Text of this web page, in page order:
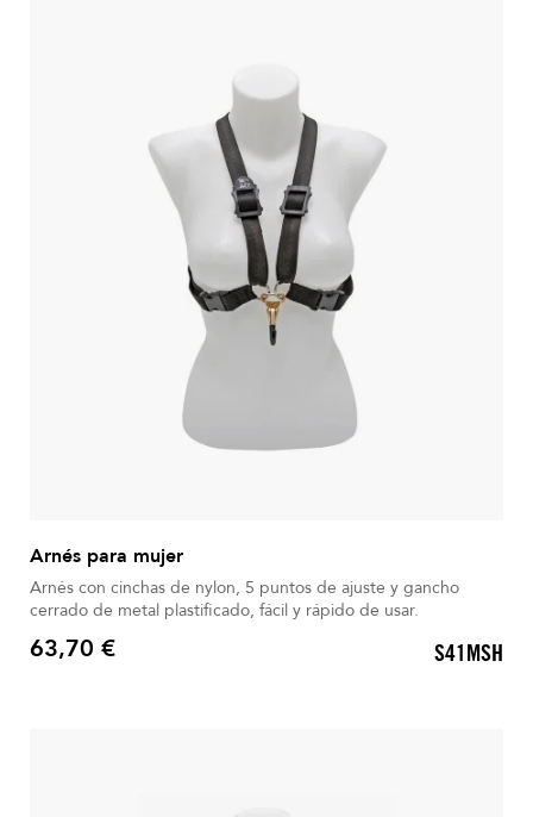
Arnés para mujer
Arnés con cinchas de nylon, 5 puntos de ajuste y gancho
cerrado de metal plastificado, fácil y rápido de usar.
Precio
63,70 € S41MSH